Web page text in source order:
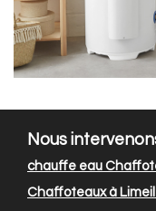
Nous
chauffe eau
Chaffoteaux à